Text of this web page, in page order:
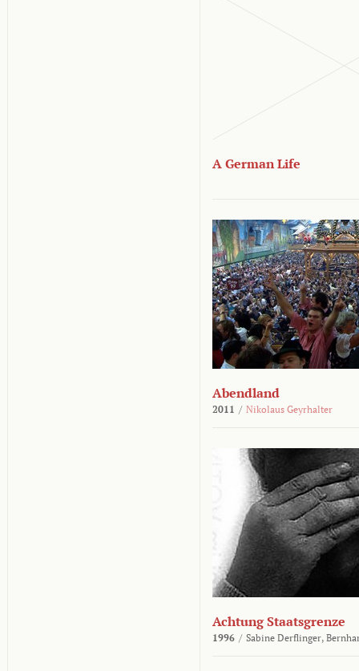
A German Life
Abendland
2011 / Nikolaus Geyrhalter
Achtung Staatsgrenze
1996 / Sabine Derflinger,